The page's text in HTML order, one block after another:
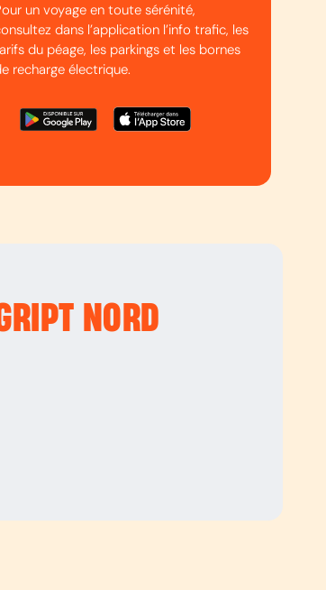
un voyage en toute sérénité,
dans l’application l’info trafic, les
du péage, les parkings et les bornes
recharge électrique.
NORD